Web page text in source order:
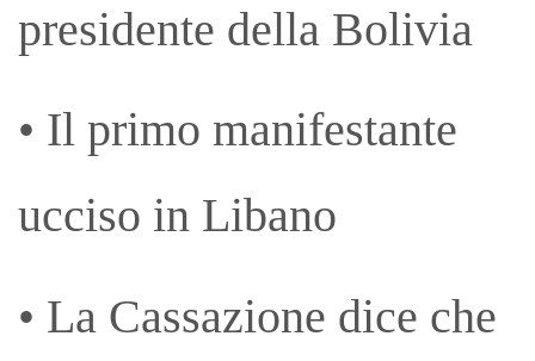
presidente della Bolivia
• Il primo manifestante
ucciso in Libano
• La Cassazione dice che